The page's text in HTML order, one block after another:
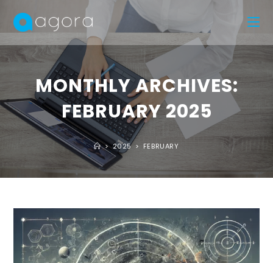
MONTHLY ARCHIVES:
FEBRUARY 2025
> 2025 > FEBRUARY